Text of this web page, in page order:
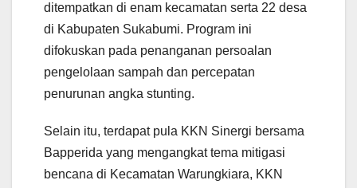
ditempatkan di enam kecamatan serta 22 desa
di Kabupaten Sukabumi. Program ini
difokuskan pada penanganan persoalan
pengelolaan sampah dan percepatan
penurunan angka stunting.
Selain itu, terdapat pula KKN Sinergi bersama
Bapperida yang mengangkat tema mitigasi
bencana di Kecamatan Warungkiara, KKN